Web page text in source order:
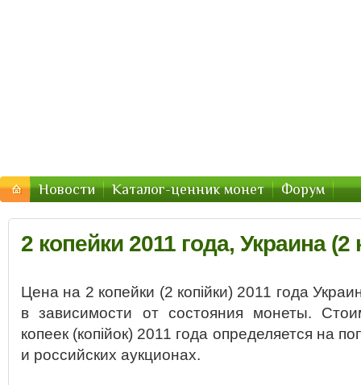
Новости Каталог-ценник монет Форум
2 копейки 2011 года, Украина (2
Цена на 2 копейки (2 копійки) 2011 года
в зависимости от состояния монеты.
копеек (копійок) 2011 года определяется на
и российских аукционах.